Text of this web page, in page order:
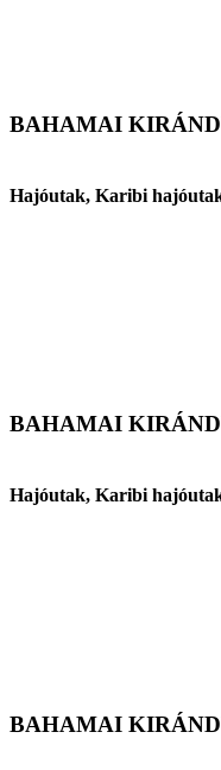
BAHAMAI
Hajóutak, Karibi
BAHAMAI
Hajóutak, Karibi
BAHAMAI